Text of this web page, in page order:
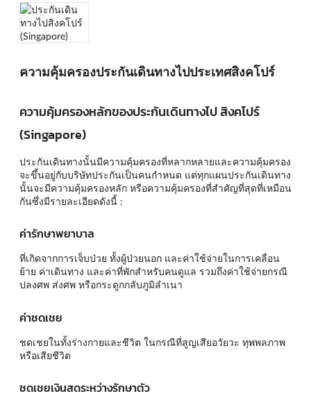
ความคุ้มครองประกันเดินทางไปประเทศสิงคโปร์
ความคุ้มครองหลักของประกันเดินทางไป สิงคโปร์
(Singapore)
ประกันเดินทางนั้นมีความคุ้มครองที่หลากหลายและความคุ้มครอง
จะขึ้นอยู่กับบริษัทประกันเป็นคนกำหนด แต่ทุกแผนประกันเดินทาง
นั้นจะมีความคุ้มครองหลัก หรือความคุ้มครองที่สำคัญที่สุดที่เหมือน
กันซึ่งมีรายละเอียดดังนี้ :
ค่ารักษาพยาบาล
ที่เกิดจากการเจ็บป่วย ทั้งผู้ป่วยนอก และค่าใช้จ่ายในการเคลื่อน
ย้าย ค่าเดินทาง และค่าที่พักสำหรับคนดูแล รวมถึงค่าใช้จ่ายกรณี
ปลงศพ ส่งศพ หรือกระดูกกลับภูมิลำเนา
ค่าชดเชย
ชดเชยในทั้งร่างกายและชีวิต ในกรณีที่สูญเสียอวัยวะ ทุพพลภาพ
หรือเสียชีวิต
ชดเชยเงินสดระหว่างรักษาตัว